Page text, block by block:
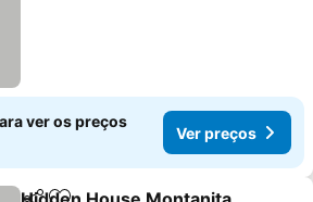
ver os preços
Ver preços